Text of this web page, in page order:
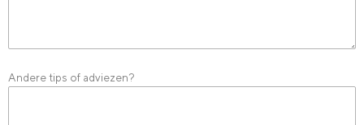
Andere tips of adviezen?